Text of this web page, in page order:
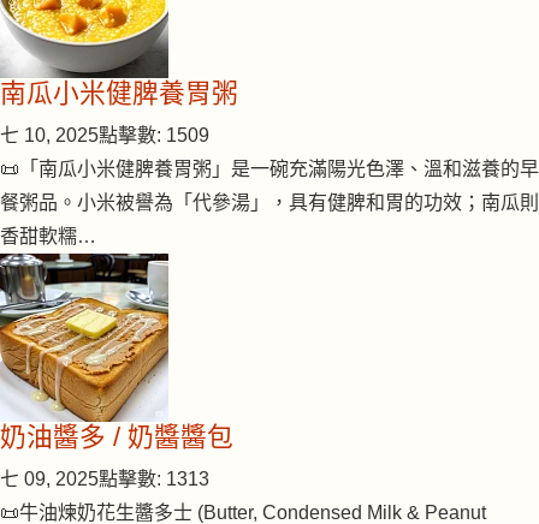
南瓜小米健脾養胃粥
七 10, 2025點擊數: 1509
📜「南瓜小米健脾養胃粥」是一碗充滿陽光色澤、溫和滋養的早
餐粥品。小米被譽為「代參湯」，具有健脾和胃的功效；南瓜則
香甜軟糯…
奶油醬多 / 奶醬醬包
七 09, 2025點擊數: 1313
📜牛油煉奶花生醬多士 (Butter, Condensed Milk & Peanut